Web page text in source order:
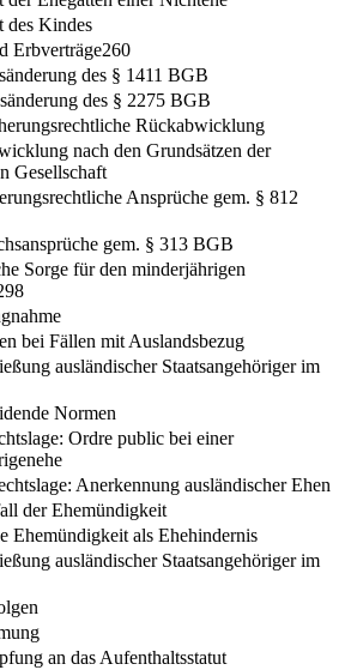
des Kindes
Erbverträge260
des § 1411 BGB
des § 2275 BGB
Rückabwicklung
nach den Grundsätzen der
Gesellschaft
Ansprüche gem. § 812
gem. § 313 BGB
Sorge für den minderjährigen
bei Fällen mit Auslandsbezug
ausländischer Staatsangehöriger im
Normen
Ordre public bei einer
Anerkennung ausländischer Ehen
der Ehemündigkeit
Ehemündigkeit als Ehehindernis
ausländischer Staatsangehöriger im
an das Aufenthaltsstatut